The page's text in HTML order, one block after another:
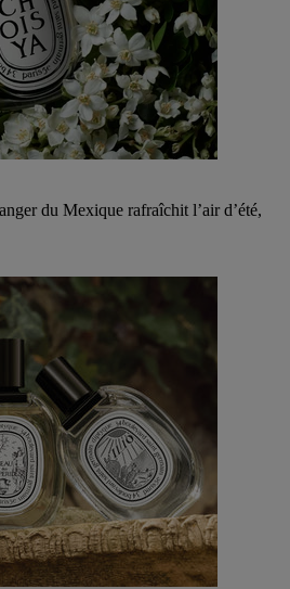
du Mexique rafraîchit l’air d’été,